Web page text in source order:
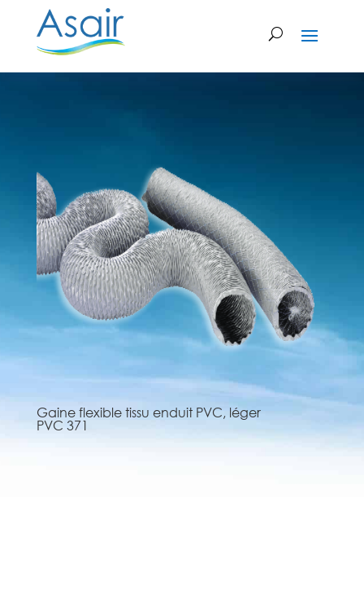
Gaine flexible tissu enduit PVC, léger
PVC 371